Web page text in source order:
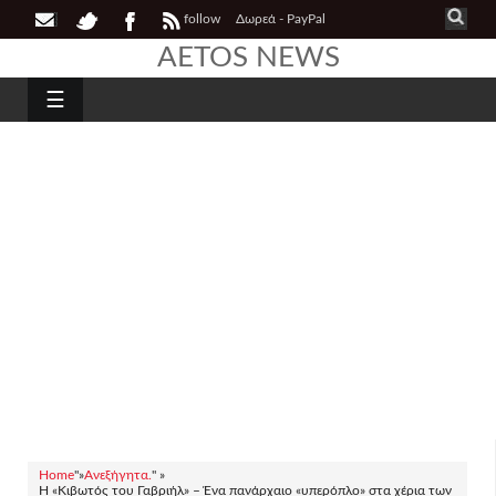
follow Δωρεά - PayPal
AETOS NEWS
☰
Home"»Ανεξήγητα. " »
Η «Κιβωτός του Γαβριήλ» – Ένα πανάρχαιο «υπερόπλο» στα χέρια των